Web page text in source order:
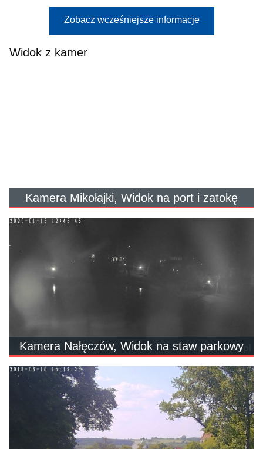
Zobacz wcześniejsze informacje
Widok z kamer
Kamera Mikołajki, Widok na port i zatokę
Kamera Nałęczów, Widok na staw parkowy